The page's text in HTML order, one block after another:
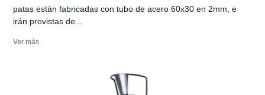
patas están fabricadas con tubo de acero 60x30 en 2mm, e
irán provistas de...
Ver más